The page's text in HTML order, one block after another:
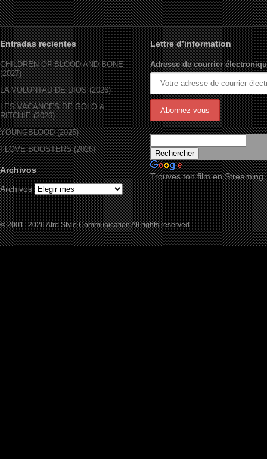
Entradas recientes
CHILDREN OF BLOOD AND BONE
(2027)
LA VOLUNTAD DE DIOS (2026)
LES VACANCES DE GOLO &
RITCHIE (2026)
YOUNGBLOOD (2025)
I LOVE BOOSTERS (2026)
Archivos
Archivos
Lettre d’information
Adresse de courrier
Trouves ton film en Streaming
© 2001- 2026 Afro Style Communication All rights reserved.